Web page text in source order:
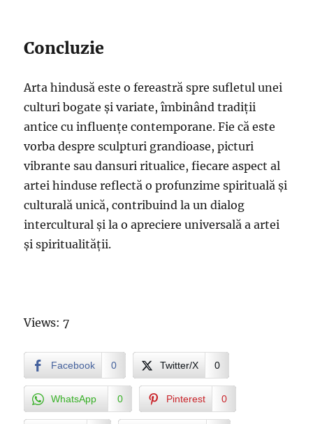
Concluzie
Arta hindusă este o fereastră spre sufletul unei
culturi bogate și variate, îmbinând tradiții
antice cu influențe contemporane. Fie că este
vorba despre sculpturi grandioase, picturi
vibrante sau dansuri ritualice, fiecare aspect al
artei hinduse reflectă o profunzime spirituală și
culturală unică, contribuind la un dialog
intercultural și la o apreciere universală a artei
și spiritualității.
Views: 7
Facebook 0 Twitter/X 0
WhatsApp 0 Pinterest 0